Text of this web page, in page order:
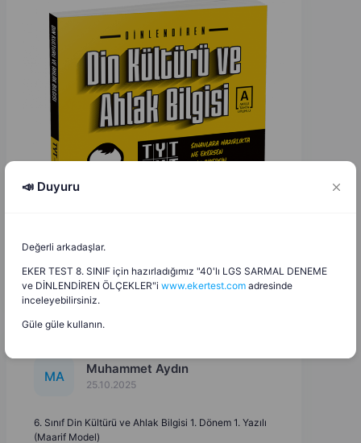
MA Muhammet Aydın
25.10.2025
6. Sınıf Din Kültürü ve Ahlak Bilgisi 1. Dönem 1. Yazılı
(Maarif Model)
📣 Duyuru
Değerli arkadaşlar.
EKER TEST 8. SINIF için hazırladığımız "40'lı LGS SARMAL DENEME
ve DİNLENDİREN ÖLÇEKLER"i www.ekertest.com adresinde
inceleyebilirsiniz.
Güle güle kullanın.